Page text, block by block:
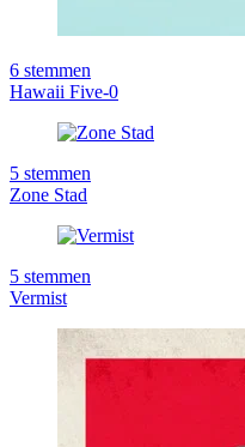
6 stemmen
Hawaii Five-0
5 stemmen
Zone Stad
5 stemmen
Vermist